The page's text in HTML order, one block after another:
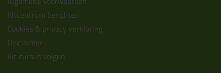
Kitcentrum berichten
Cookies & privacy verklaring
Disclaimer
Kit cursus volgen